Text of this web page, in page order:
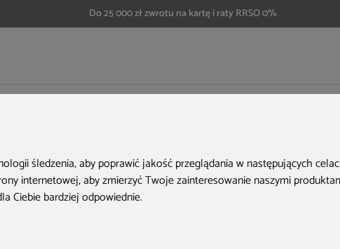
śledzenia, aby poprawić jakość przeglądania w następujących
internetowej,aby zmierzyć Twoje zainteresowanie naszymi
Ciebie bardziej odpowiednie.
Do 25 000 zł zwrotu na kartę i raty RRSO 0%